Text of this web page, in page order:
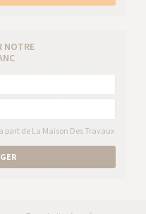
NOTRE
part de La Maison Des Travaux